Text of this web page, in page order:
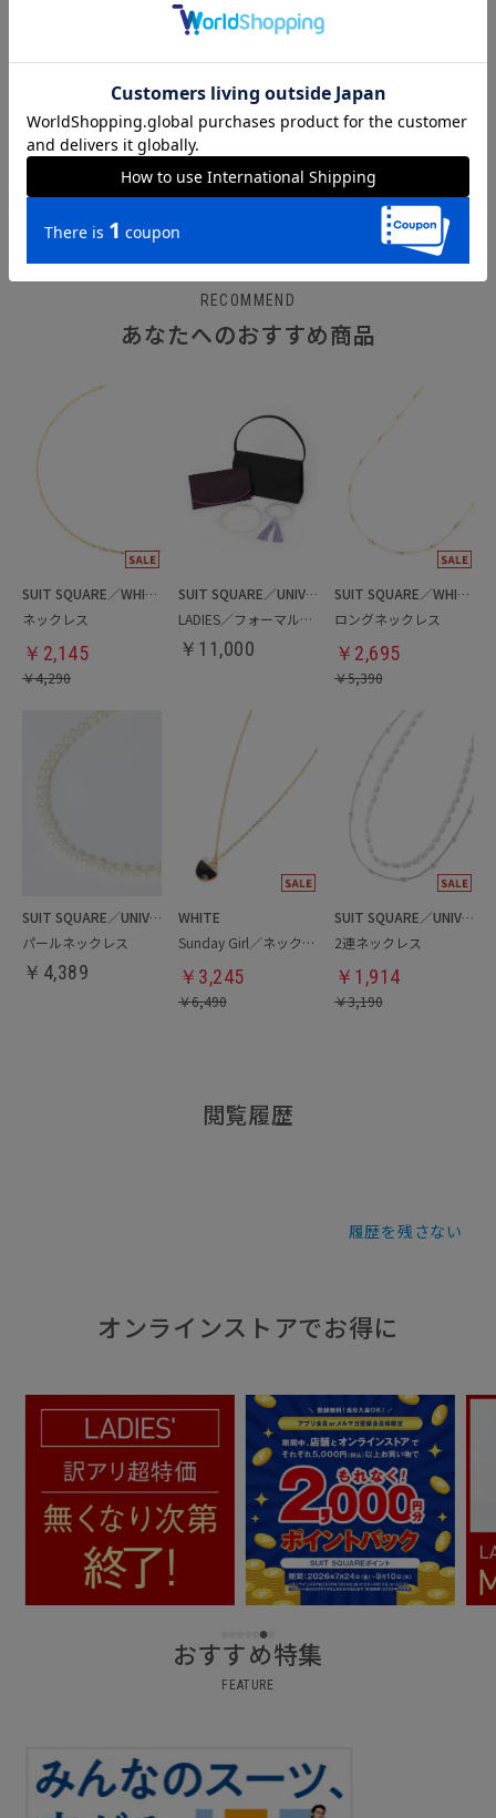
￥6,490
RECOMMEND
あなたへのおすすめ商品
SUIT SQUARE／WHITE
ネックレス
￥ 2,145
￥4,290
SUIT SQUARE／UNIVERSAL LANGUAGE／WHITE
LADIES／フォーマル／礼装4点セット
￥ 11,000
SUIT SQUARE／WHITE
ロングネックレス
￥ 2,695
￥5,390
SUIT SQUARE／UNIVERSAL LANGUAGE／WHITE
パールネックレス
￥ 4,389
WHITE
Sunday Girl／ネックレス
￥ 3,245
￥6,490
SUIT SQUARE／UNIVERSAL LANGUAGE／WHITE
2連ネックレス
￥ 1,914
￥3,190
閲覧履歴
履歴を残さない
オンラインストアでお得に
おすすめ特集
FEATURE